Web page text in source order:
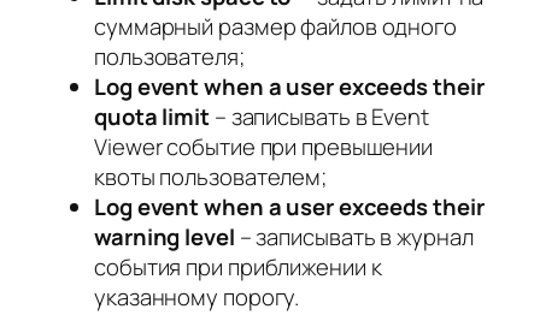
суммарный размер файлов одного
пользователя;
Log event when a user exceeds their
quota limit– записывать в Event
Viewer событие при превышении
квоты пользователем;
Log event when a user exceeds their
warning level – записывать в журнал
события при приближении к
указанному порогу.